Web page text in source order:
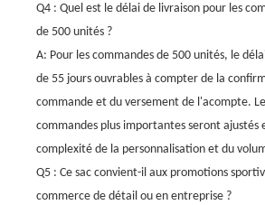
Q4 : Quel est le délai de livraison pour les
de 500 unités ?
A: Pour les commandes de 500 unités, le
de 55 jours ouvrables à compter de la
commande et du versement de l'acompte.
commandes plus importantes seront ajustés
complexité de la personnalisation et du
Q5 : Ce sac convient-il aux promotions
commerce de détail ou en entreprise ?